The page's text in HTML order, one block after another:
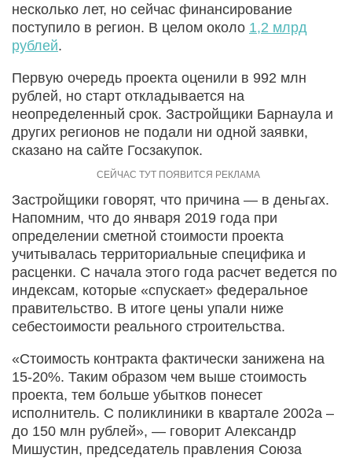
несколько лет, но сейчас финансирование
поступило в регион. В целом около 1,2 млрд
рублей.
Первую очередь проекта оценили в 992 млн
рублей, но старт откладывается на
неопределенный срок. Застройщики Барнаула и
других регионов не подали ни одной заявки,
сказано на сайте Госзакупок.
Застройщики говорят, что причина — в деньгах.
Напомним, что до января 2019 года при
определении сметной стоимости проекта
учитывалась территориальные специфика и
расценки. С начала этого года расчет ведется по
индексам, которые «спускает» федеральное
правительство. В итоге цены упали ниже
себестоимости реального строительства.
«Стоимость контракта фактически занижена на
15-20%. Таким образом чем выше стоимость
проекта, тем больше убытков понесет
исполнитель. С поликлиники в квартале 2002а –
до 150 млн рублей», — говорит Александр
Мишустин, председатель правления Союза